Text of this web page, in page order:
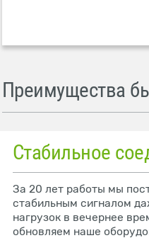
Преимущества
Стабильное
За 20 лет работы мы
стабильным сигналом
нагрузок в вечернее
обновляем наше